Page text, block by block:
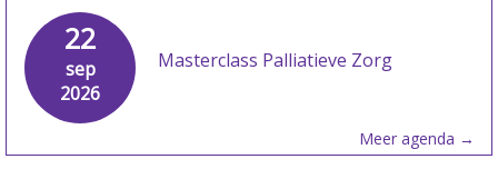
22
sep
2026
Masterclass Palliatieve Zorg
Meer agenda →